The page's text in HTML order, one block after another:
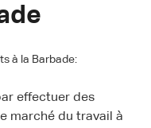
à la Barbade:
effectuer des
marché du travail à